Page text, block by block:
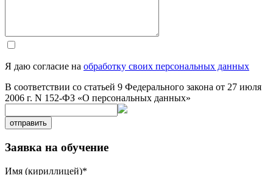
Я даю согласие на обработку своих персональных данных
В соответствии со статьей 9 Федерального закона от 27 июля
2006 г. N 152-ФЗ «О персональных данных»
отправить
Заявка на обучение
Имя (кириллицей)*